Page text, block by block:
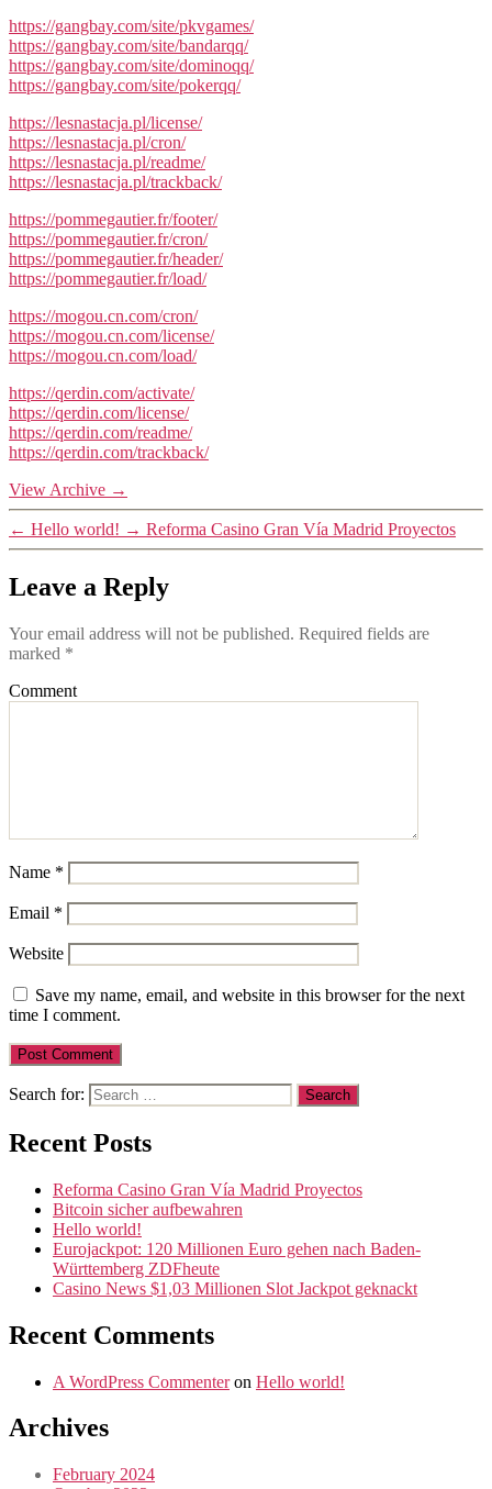
https://gangbay.com/site/pkvgames/
https://gangbay.com/site/bandarqq/
https://gangbay.com/site/dominoqq/
https://gangbay.com/site/pokerqq/
https://lesnastacja.pl/license/
https://lesnastacja.pl/cron/
https://lesnastacja.pl/readme/
https://lesnastacja.pl/trackback/
https://pommegautier.fr/footer/
https://pommegautier.fr/cron/
https://pommegautier.fr/header/
https://pommegautier.fr/load/
https://mogou.cn.com/cron/
https://mogou.cn.com/license/
https://mogou.cn.com/load/
https://qerdin.com/activate/
https://qerdin.com/license/
https://qerdin.com/readme/
https://qerdin.com/trackback/
View Archive →
← Hello world! → Reforma Casino Gran Vía Madrid Proyectos
Leave a Reply
Your email address will not be published. Required fields are
marked *
Comment
Name *
Email *
Website
Save my name, email, and website in this browser for the next
time I comment.
Search for:
Recent Posts
Reforma Casino Gran Vía Madrid Proyectos
Bitcoin sicher aufbewahren
Hello world!
Eurojackpot: 120 Millionen Euro gehen nach Baden-
Württemberg ZDFheute
Casino News $1,03 Millionen Slot Jackpot geknackt
Recent Comments
A WordPress Commenteron Hello world!
Archives
February 2024